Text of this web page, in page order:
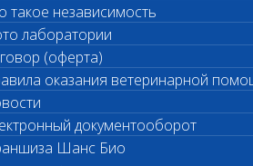
такое независимость
лаборатории
(оферта)
оказания ветеринарной
документооборот
Шанс Био